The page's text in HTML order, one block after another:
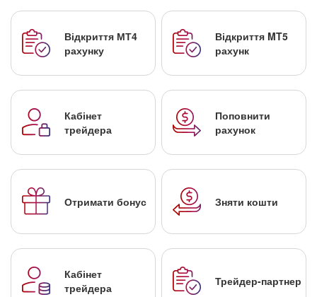
Відкриття МТ4
рахунку
Відкриття MT5
рахунк
Кабінет
трейдера
Поповнити
рахунок
Отримати бонус Зняти кошти
Кабінет
трейдера
Трейдер-партнер